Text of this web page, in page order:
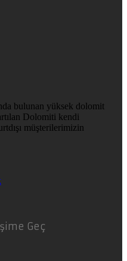
bulunan yüksek dolomit
Dolomiti kendi
müşterilerimizin
Geç